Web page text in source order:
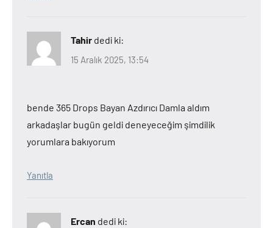
Tahir dedi ki:
15 Aralık 2025, 13:54
bende 365 Drops Bayan Azdırıcı Damla aldım
arkadaşlar bugün geldi deneyeceğim şimdilik
yorumlara bakıyorum
Yanıtla
Ercan dedi ki: